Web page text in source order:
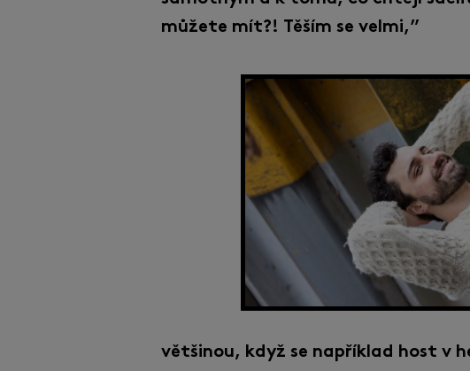
můžete mít?! Těším se velmi,”
většinou, když se například host v